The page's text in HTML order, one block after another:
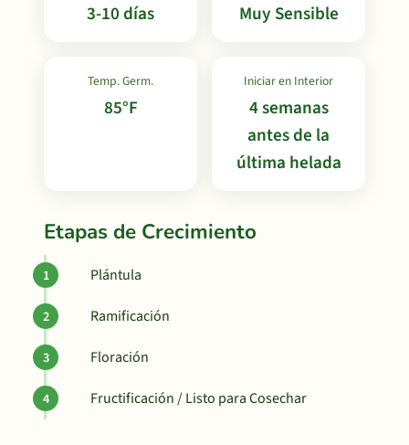
3-10 días Muy Sensible
Temp. Germ.
85°F
Iniciar en Interior
4 semanas
antes de la
última helada
Etapas de Crecimiento
Plántula
Ramificación
Floración
Fructificación / Listo para Cosechar